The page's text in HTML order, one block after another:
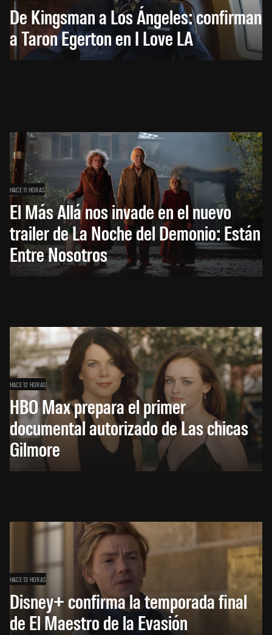
De Kingsman a Los Ángeles: confirman
a Taron Egerton en I Love LA
HACE 11 HORAS
El Más Allá nos invade en el nuevo
trailer de La Noche del Demonio: Están
Entre Nosotros
HACE 12 HORAS
HBO Max prepara el primer
documental autorizado de Las chicas
Gilmore
HACE 13 HORAS
Disney+ confirma la temporada final
de El Maestro de la Evasión